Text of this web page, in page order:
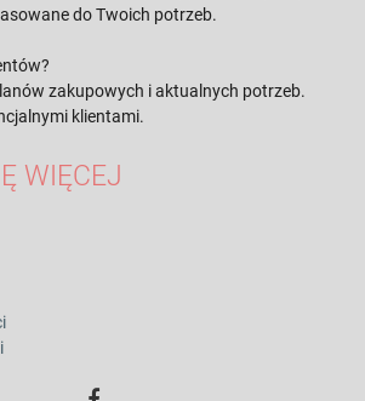
do Twoich potrzeb.
zakupowych i aktualnych potrzeb.
klientami.
WIĘCEJ